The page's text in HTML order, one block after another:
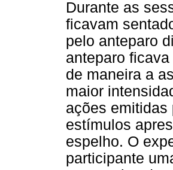
Durante as
ficavam
pelo anteparo
anteparo
de maneira a
maior
ações emitidas
estímulos
espelho. O
participante